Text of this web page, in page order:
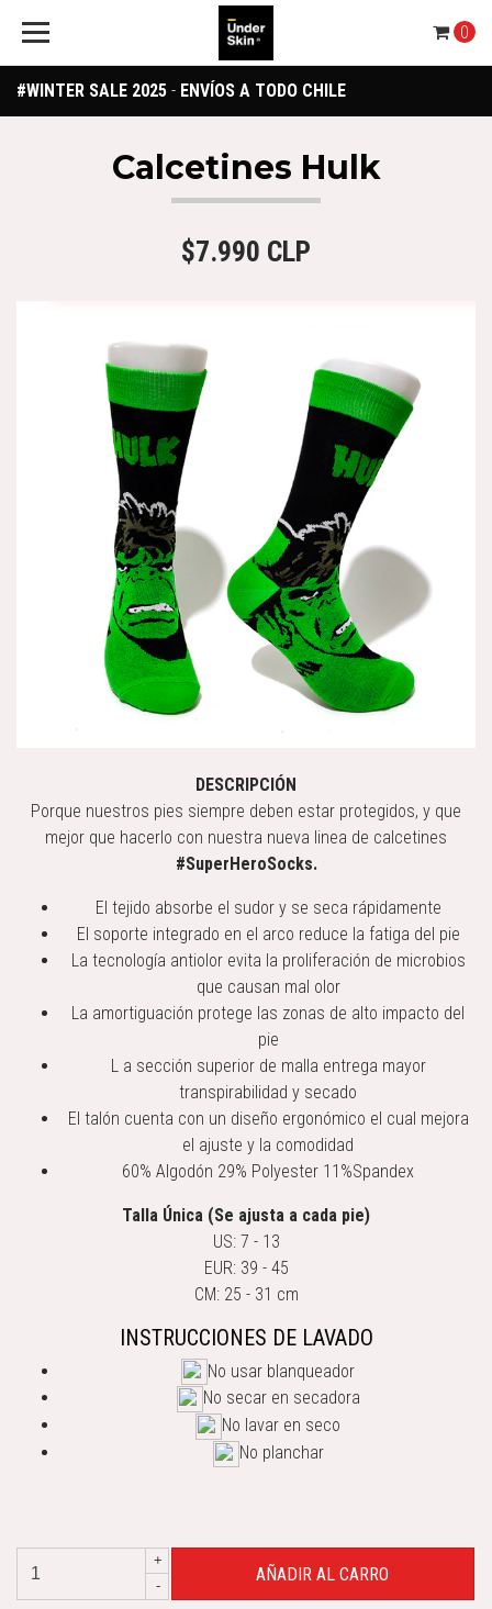
#WINTER SALE 2025 - ENVÍOS A TODO CHILE
0
Calcetines Hulk
$7.990 CLP
DESCRIPCIÓN
Porque nuestros pies siempre deben estar protegidos, y que
mejor que hacerlo con nuestra nueva linea de calcetines
#SuperHeroSocks.
El tejido absorbe el sudor y se seca rápidamente
El soporte integrado en el arco reduce la fatiga del pie
La tecnología antiolor evita la proliferación de microbios
que causan mal olor
La amortiguación protege las zonas de alto impacto del
pie
L a sección superior de malla entrega mayor
transpirabilidad y secado
El talón cuenta con un diseño ergonómico el cual mejora
el ajuste y la comodidad
60% Algodón 29% Polyester 11%Spandex
Talla Única (Se ajusta a cada pie)
US: 7 - 13
EUR: 39 - 45
CM: 25 - 31 cm
INSTRUCCIONES DE LAVADO
No usar blanqueador
No secar en secadora
No lavar en seco
No planchar
+
-